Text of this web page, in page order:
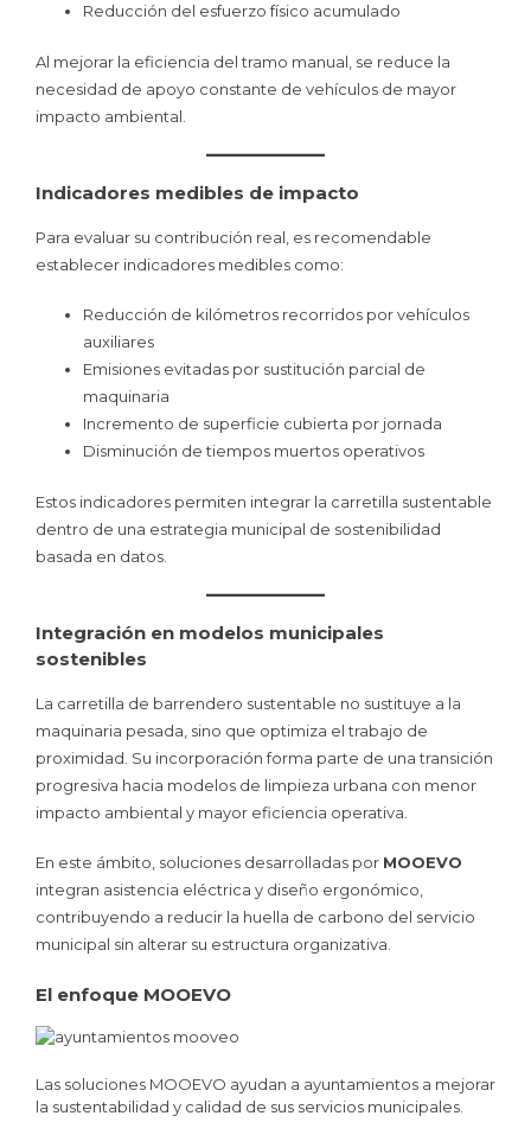
Reducción del esfuerzo físico acumulado
Al mejorar la eficiencia del tramo manual, se reduce la
necesidad de apoyo constante de vehículos de mayor
impacto ambiental.
Indicadores medibles de impacto
Para evaluar su contribución real, es recomendable
establecer indicadores medibles como:
Reducción de kilómetros recorridos por vehículos
auxiliares
Emisiones evitadas por sustitución parcial de
maquinaria
Incremento de superficie cubierta por jornada
Disminución de tiempos muertos operativos
Estos indicadores permiten integrar la carretilla sustentable
dentro de una estrategia municipal de sostenibilidad
basada en datos.
Integración en modelos municipales
sostenibles
La carretilla de barrendero sustentable no sustituye a la
maquinaria pesada, sino que optimiza el trabajo de
proximidad. Su incorporación forma parte de una transición
progresiva hacia modelos de limpieza urbana con menor
impacto ambiental y mayor eficiencia operativa.
En este ámbito, soluciones desarrolladas por MOOEVO
integran asistencia eléctrica y diseño ergonómico,
contribuyendo a reducir la huella de carbono del servicio
municipal sin alterar su estructura organizativa.
El enfoque MOOEVO
Las soluciones MOOEVO ayudan a ayuntamientos a mejorar
la sustentabilidad y calidad de sus servicios municipales.